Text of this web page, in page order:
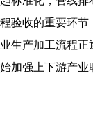
验收的重要环节
生产加工流程
加强上下游产